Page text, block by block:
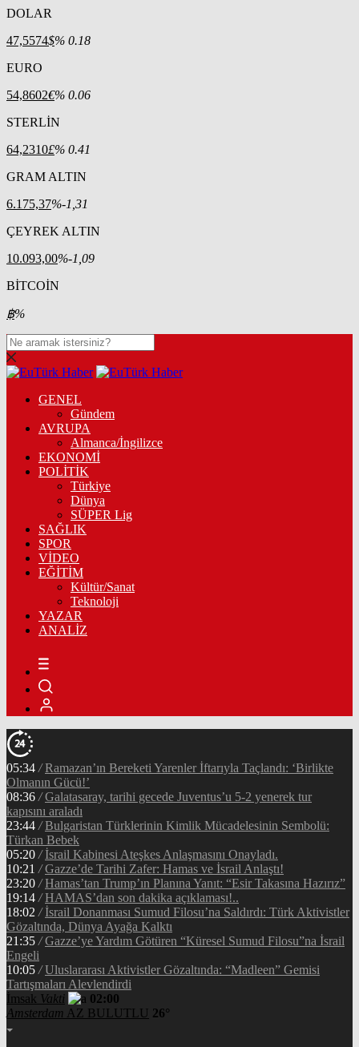
DOLAR
47,5574$% 0.18
EURO
54,8602€% 0.06
STERLİN
64,2310£% 0.41
GRAM ALTIN
6.175,37%-1,31
ÇEYREK ALTIN
10.093,00%-1,09
BİTCOİN
฿%
GENEL
Gündem
AVRUPA
Almanca/İngilizce
EKONOMİ
POLİTİK
Türkiye
Dünya
SÜPER Lig
SAĞLIK
SPOR
VİDEO
EĞİTİM
Kültür/Sanat
Teknoloji
YAZAR
ANALİZ
05:34 / Ramazan’ın Bereketi Yarenler İftarıyla Taçlandı: ‘Birlikte
Olmanın Gücü!’
08:36 / Galatasaray, tarihi gecede Juventus’u 5-2 yenerek tur
kapısını araladı
23:44 / Bulgaristan Türklerinin Kimlik Mücadelesinin Sembolü:
Türkan Bebek
05:20 / İsrail Kabinesi Ateşkes Anlaşmasını Onayladı.
10:21 / Gazze’de Tarihi Zafer: Hamas ve İsrail Anlaştı!
23:20 / Hamas’tan Trump’ın Planına Yanıt: “Esir Takasına Hazırız”
19:14 / HAMAS’dan son dakika açıklaması!..
18:02 / İsrail Donanması Sumud Filosu’na Saldırdı: Türk Aktivistler
Gözaltında, Dünya Ayağa Kalktı
21:35 / Gazze’ye Yardım Götüren “Küresel Sumud Filosu”na İsrail
Engeli
10:05 / Uluslararası Aktivistler Gözaltında: “Madleen” Gemisi
Tartışmaları Alevlendirdi
İmsak Vakti
02:00
Amsterdam AZ BULUTLU 26°